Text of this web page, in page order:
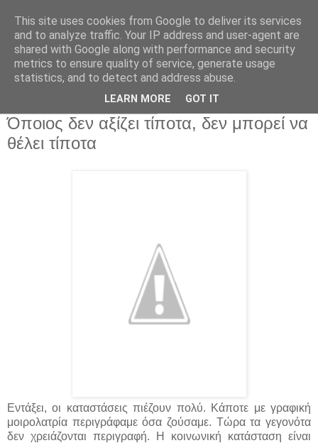
Όποιος δεν αξίζει τίποτα, δεν μπορεί να
θέλει τίποτα
Εντάξει, οι καταστάσεις πιέζουν πολύ. Κάποτε με γραφική
μοιρολατρία περιγράφαμε όσα ζούσαμε. Τώρα τα γεγονότα
δεν χρειάζονται περιγραφή. Η κοινωνική κατάσταση είναι
This site uses cookies from Google to deliver its services
and to analyze traffic. Your IP address and user-agent are
shared with Google along with performance and security
metrics to ensure quality of service, generate usage
statistics, and to detect and address abuse.
LEARN MORE GOT IT